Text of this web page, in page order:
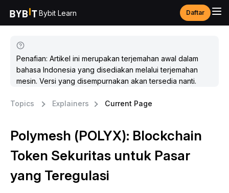
Bybit Learn Daftar
Penafian: Artikel ini merupakan terjemahan awal dalam
bahasa Indonesia yang disediakan melalui terjemahan
mesin. Versi yang disempurnakan akan tersedia nanti.
Topics Explainers Current Page
Polymesh (POLYX): Blockchain
Token Sekuritas untuk Pasar
yang Teregulasi